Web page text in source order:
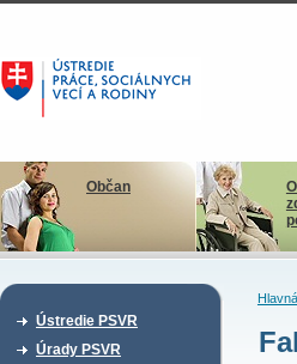
Občan
Ústredie PSVR
Úrady PSVR